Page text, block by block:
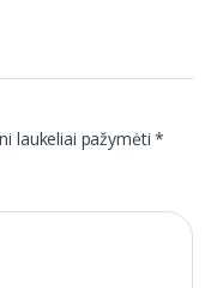
laukeliai pažymėti*